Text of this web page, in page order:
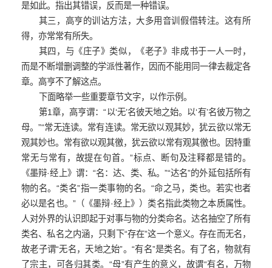
是如此。指出其错误，反而是一种错误。
其三，高亨的训诂方法，大多用音训假借转注。这有所
得，亦常常有所失。
其四，与 《庄子》 类似，《老子》非成书于一人一时，
而是不断增删调整的学派性著作，因而不能用同一律去裁定各
章。高亨不了解这点。
下面略举一些重要章节文字，以作示例。
第1章，高亨谓：“以‘无’名彼天地之始。以‘有’名彼万物之
母。”“常无连读。常有连读。常无欲以观其妙，犹云欲以常无
观其妙也。常有欲以观其徼，犹云欲以常有观其徼也。因特重
常无与常有，故提在句首。”标点、断句及注释都是错的。
《墨辩·经上》谓：“名：达、类、私。”“达名”的外延包括所有
物的名。“类名”指一类事物的名。“命之马，类也。若实也者
必以是名也。”（《墨辩·经上》）类名指此类物之本质属性。
人对外界的认识即起于对事与物的分类命名。达名抽空了所有
类名、私名之内涵，只剩下“存在”这一个意义。存在而无名，
故老子谓“无名，天地之始”。“有名”是类名。有了名，物就有
了宗主，可各归其类。“母”有产生的意义，故谓“有名，万物